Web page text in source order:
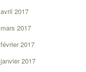
avril 2017
mars 2017
février 2017
janvier 2017